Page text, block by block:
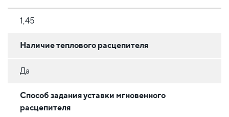
1,45
Наличие теплового расцепителя
Да
Способ задания уставки мгновенного
расцепителя